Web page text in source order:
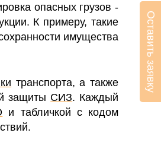
опасных грузов -
К примеру, такие
имущества
транспорта, а также
защиты СИЗ. Каждый
и табличкой с кодом
Оставить заявку